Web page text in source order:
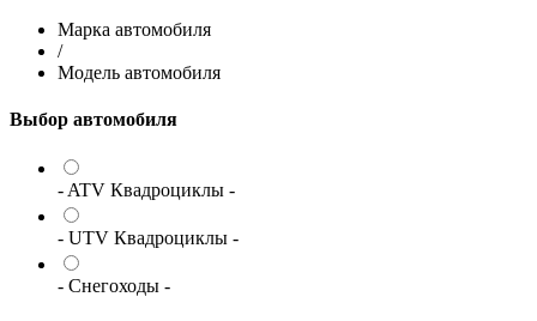
Марка автомобиля
/
Модель автомобиля
Выбор автомобиля
- ATV Квадроциклы -
- UTV Квадроциклы -
- Снегоходы -